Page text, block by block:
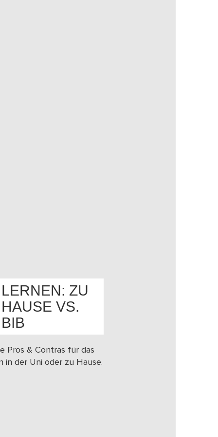
LERNEN: ZU
HAUSE VS.
BIB
Pros & Contras für das
in der Uni oder zu Hause.